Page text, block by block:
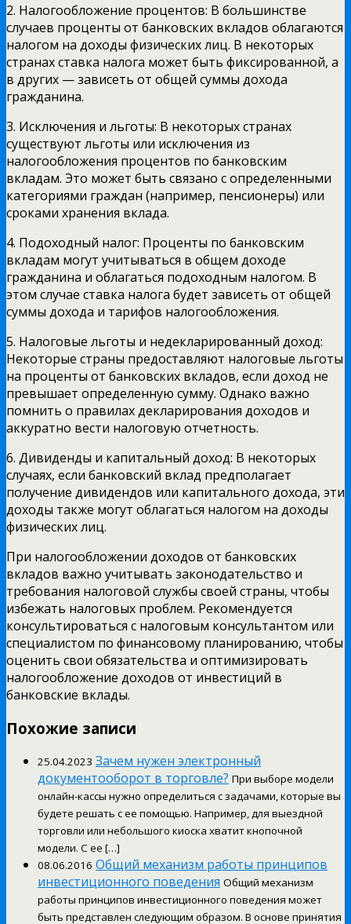
2. Налогообложение процентов: В большинстве
случаев проценты от банковских вкладов облагаются
налогом на доходы физических лиц. В некоторых
странах ставка налога может быть фиксированной, а
в других — зависеть от общей суммы дохода
гражданина.
3. Исключения и льготы: В некоторых странах
существуют льготы или исключения из
налогообложения процентов по банковским
вкладам. Это может быть связано с определенными
категориями граждан (например, пенсионеры) или
сроками хранения вклада.
4. Подоходный налог: Проценты по банковским
вкладам могут учитываться в общем доходе
гражданина и облагаться подоходным налогом. В
этом случае ставка налога будет зависеть от общей
суммы дохода и тарифов налогообложения.
5. Налоговые льготы и недекларированный доход:
Некоторые страны предоставляют налоговые льготы
на проценты от банковских вкладов, если доход не
превышает определенную сумму. Однако важно
помнить о правилах декларирования доходов и
аккуратно вести налоговую отчетность.
6. Дивиденды и капитальный доход: В некоторых
случаях, если банковский вклад предполагает
получение дивидендов или капитального дохода, эти
доходы также могут облагаться налогом на доходы
физических лиц.
При налогообложении доходов от банковских
вкладов важно учитывать законодательство и
требования налоговой службы своей страны, чтобы
избежать налоговых проблем. Рекомендуется
консультироваться с налоговым консультантом или
специалистом по финансовому планированию, чтобы
оценить свои обязательства и оптимизировать
налогообложение доходов от инвестиций в
банковские вклады.
Похожие записи
25.04.2023 Зачем нужен электронный
документооборот в торговле? При выборе модели
онлайн-кассы нужно определиться с задачами, которые вы
будете решать с ее помощью. Например, для выездной
торговли или небольшого киоска хватит кнопочной
модели. С ее […]
08.06.2016 Общий механизм работы принципов
инвестиционного поведения Общий механизм
работы принципов инвестиционного поведения может
быть представлен следующим образом. В основе принятия